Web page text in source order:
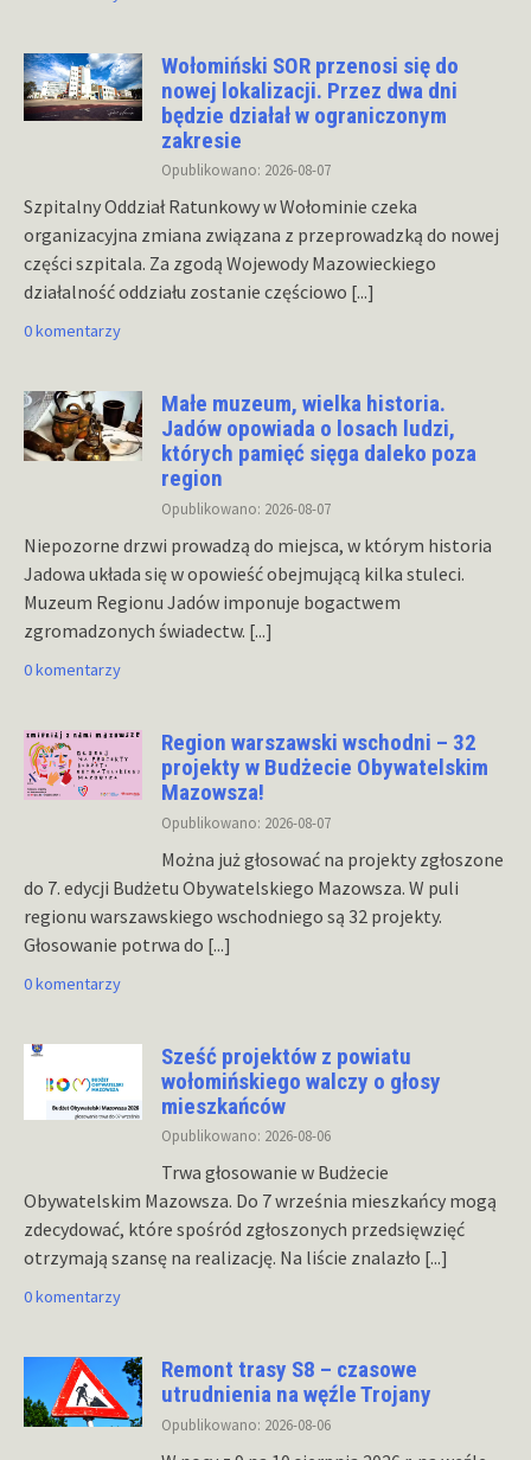
Wołomiński SOR przenosi się do
nowej lokalizacji. Przez dwa dni
będzie działał w ograniczonym
zakresie
Opublikowano: 2026-08-07
Szpitalny Oddział Ratunkowy w Wołominie czeka
organizacyjna zmiana związana z przeprowadzką do nowej
części szpitala. Za zgodą Wojewody Mazowieckiego
działalność oddziału zostanie częściowo [...]
0 komentarzy
Małe muzeum, wielka historia.
Jadów opowiada o losach ludzi,
których pamięć sięga daleko poza
region
Opublikowano: 2026-08-07
Niepozorne drzwi prowadzą do miejsca, w którym historia
Jadowa układa się w opowieść obejmującą kilka stuleci.
Muzeum Regionu Jadów imponuje bogactwem
zgromadzonych świadectw. [...]
0 komentarzy
Region warszawski wschodni – 32
projekty w Budżecie Obywatelskim
Mazowsza!
Opublikowano: 2026-08-07
Można już głosować na projekty zgłoszone
do 7. edycji Budżetu Obywatelskiego Mazowsza. W puli
regionu warszawskiego wschodniego są 32 projekty.
Głosowanie potrwa do [...]
0 komentarzy
Sześć projektów z powiatu
wołomińskiego walczy o głosy
mieszkańców
Opublikowano: 2026-08-06
Trwa głosowanie w Budżecie
Obywatelskim Mazowsza. Do 7 września mieszkańcy mogą
zdecydować, które spośród zgłoszonych przedsięwzięć
otrzymają szansę na realizację. Na liście znalazło [...]
0 komentarzy
Remont trasy S8 – czasowe
utrudnienia na węźle Trojany
Opublikowano: 2026-08-06